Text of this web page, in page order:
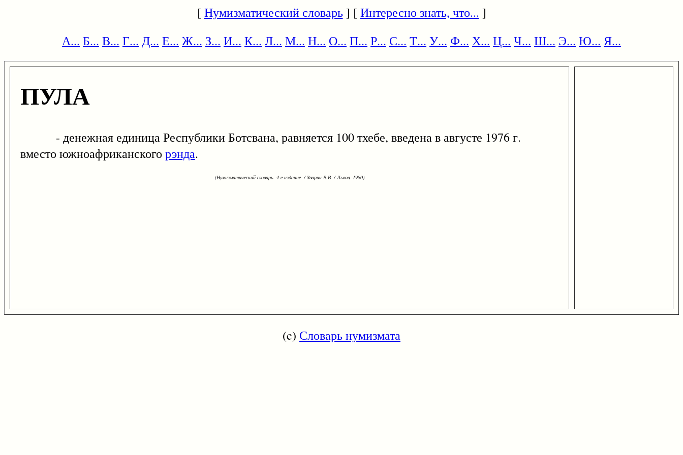
[Нумизматический словарь] [Интересно знать, что... ]
А... Б... В... Г... Д... Е... Ж... З... И... К... Л... М... Н... О... П... Р... С... Т... У... Ф... Х... Ц... Ч... Ш... Э... Ю... Я...
ПУЛА
- денежная единица Республики Ботсвана, равняется 100 тхебе, введена в августе 1976 г.
вместо южноафриканского рэнда.
(Нумизматический словарь. 4-е издание. / Зварич В.В. / Львов, 1980)
(c) Словарь нумизмата